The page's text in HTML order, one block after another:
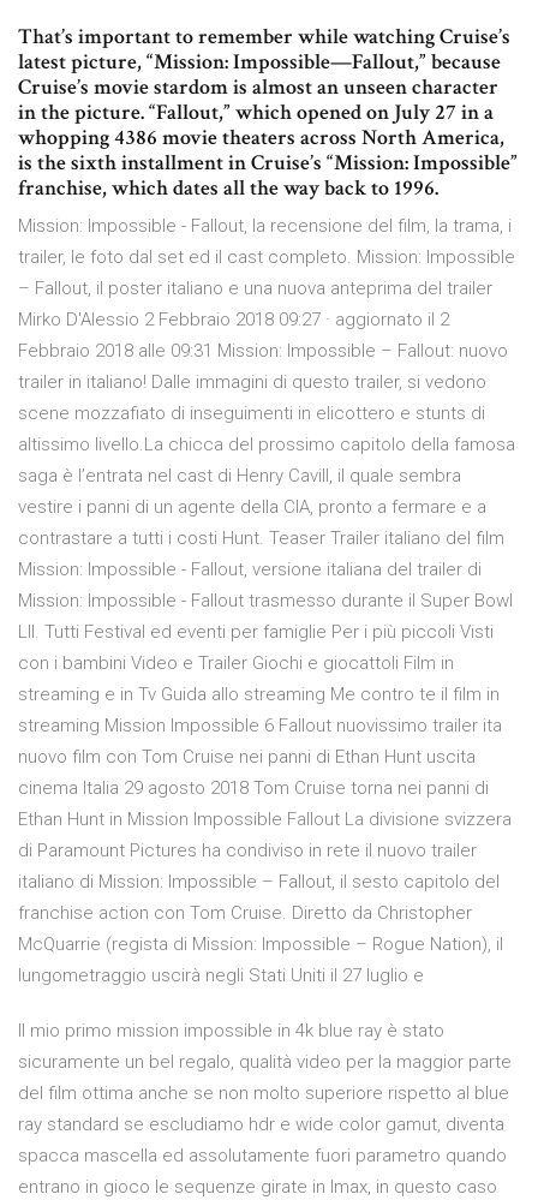
That’s important to remember while watching Cruise’s
latest picture, “Mission: Impossible—Fallout,” because
Cruise’s movie stardom is almost an unseen character
in the picture. “Fallout,” which opened on July 27 in a
whopping 4386 movie theaters across North America,
is the sixth installment in Cruise’s “Mission: Impossible”
franchise, which dates all the way back to 1996.
Mission: Impossible - Fallout, la recensione del film, la trama, i
trailer, le foto dal set ed il cast completo. Mission: Impossible
– Fallout, il poster italiano e una nuova anteprima del trailer
Mirko D'Alessio 2 Febbraio 2018 09:27 · aggiornato il 2
Febbraio 2018 alle 09:31 Mission: Impossible – Fallout: nuovo
trailer in italiano! Dalle immagini di questo trailer, si vedono
scene mozzafiato di inseguimenti in elicottero e stunts di
altissimo livello.La chicca del prossimo capitolo della famosa
saga è l’entrata nel cast di Henry Cavill, il quale sembra
vestire i panni di un agente della CIA, pronto a fermare e a
contrastare a tutti i costi Hunt. Teaser Trailer italiano del film
Mission: Impossible - Fallout, versione italiana del trailer di
Mission: Impossible - Fallout trasmesso durante il Super Bowl
LII. Tutti Festival ed eventi per famiglie Per i più piccoli Visti
con i bambini Video e Trailer Giochi e giocattoli Film in
streaming e in Tv Guida allo streaming Me contro te il film in
streaming Mission Impossible 6 Fallout nuovissimo trailer ita
nuovo film con Tom Cruise nei panni di Ethan Hunt uscita
cinema Italia 29 agosto 2018 Tom Cruise torna nei panni di
Ethan Hunt in Mission Impossible Fallout La divisione svizzera
di Paramount Pictures ha condiviso in rete il nuovo trailer
italiano di Mission: Impossible – Fallout, il sesto capitolo del
franchise action con Tom Cruise. Diretto da Christopher
McQuarrie (regista di Mission: Impossible – Rogue Nation), il
lungometraggio uscirà negli Stati Uniti il 27 luglio e
Il mio primo mission impossible in 4k blue ray è stato
sicuramente un bel regalo, qualità video per la maggior parte
del film ottima anche se non molto superiore rispetto al blue
ray standard se escludiamo hdr e wide color gamut, diventa
spacca mascella ed assolutamente fuori parametro quando
entrano in gioco le sequenze girate in Imax, in questo caso